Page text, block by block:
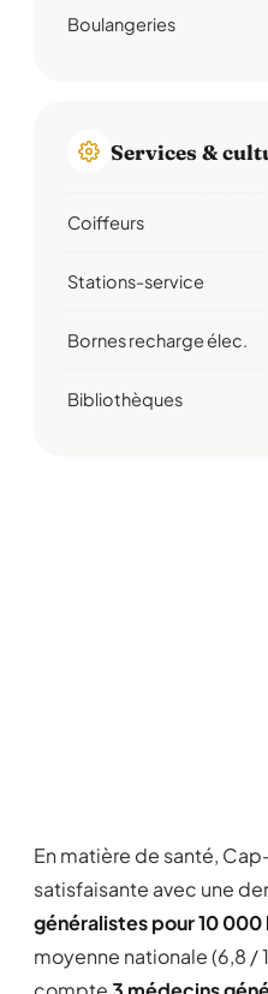
Boulangeries
Services &
Coiffeurs
Stations-service
Bornes recharge élec.
Bibliothèques
En matière de santé,
satisfaisante avec une
généralistes pour 10
moyenne nationale (6,8